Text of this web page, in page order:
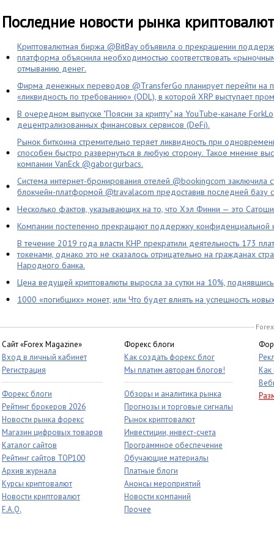
Последние новости рынка криптовалют
Криптовалютная биржа @BitBay объявила о прекращении
платформа объяснила необходимостью соответствовать
отмыванию денег.
Фирма денежных переводов @TransferGo планирует перейти на
«ликвидность по требованию» (ODL), в которой XRP выступает
В очередном выпуске "Поясни за крипту" на YouTube-канале
децентрализованных финансовых сервисов (DeFi).
Рынок биткоина стремительно теряет ликвидность при
способен быстро развернуться в любую сторону. Такое мнение
компании VanEck @gaborgurbacs.
Система интернет-бронирования отелей @bookingcom заключила
блокчейн-платформой @travalacom предоставив последней базу
Несколько фактов, указывающих на то, что Хэл Финни — это
Компании постепенно прекращают поддержку конфиденциальной
В течение 2019 года власти КНР прекратили деятельность 173
токенами, однако это не сказалось отрицательно на гражданах
Народного банка.
Цена ведущей криптовалюты выросла за сутки на 10%,
1000 «погибших» монет, или Что будет влиять на успешность
Сайт «Forex Magazine»
Вход в личный кабинет
Регистрация
Форекс блоги
Рейтинг брокеров 2026
Новости рынка форекс
Магазин цифровых товаров
Каталог сайтов
Рейтинг сайтов TOP100
Архив журнала
Курсы криптовалют
Новости криптовалют
F.A.Q.
Форекс блоги
Как создать форекс блог
Мы платим авторам блогов!
Обзоры и аналитика рынка
Прогнозы и торговые сигналы
Рынок криптовалют
Инвестиции, инвест-счета
Программное обеспечение
Обучающие материалы
Платные блоги
Анонсы мероприятий
Новости компаний
Прочее
Как